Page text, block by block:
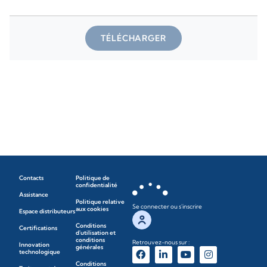
TÉLÉCHARGER
Contacts
Assistance
Espace distributeurs
Certifications
Innovation
technologique
Politique de
confidentialité
Politique relative
aux cookies
Conditions
d'utilisation et
conditions
générales
Conditions
Se connecter ou s'inscrire
Retrouvez-nous sur :